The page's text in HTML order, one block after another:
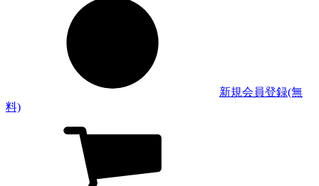
新規会員登録(無
料)